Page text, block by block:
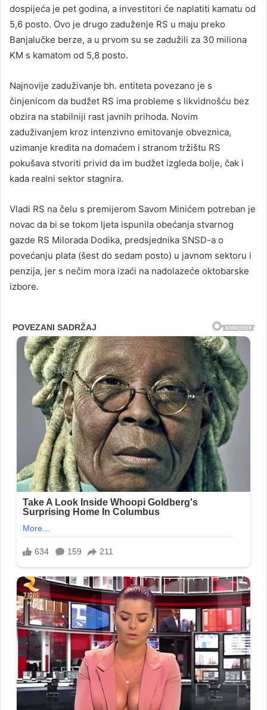
dospijeća je pet godina, a investitori će naplatiti kamatu od
5,6 posto. Ovo je drugo zaduženje RS u maju preko
Banjalučke berze, a u prvom su se zadužili za 30 miliona
KM s kamatom od 5,8 posto.
Najnovije zaduživanje bh. entiteta povezano je s
činjenicom da budžet RS ima probleme s likvidnošću bez
obzira na stabilniji rast javnih prihoda. Novim
zaduživanjem kroz intenzivno emitovanje obveznica,
uzimanje kredita na domaćem i stranom tržištu RS
pokušava stvoriti privid da im budžet izgleda bolje, čak i
kada realni sektor stagnira.
Vladi RS na čelu s premijerom Savom Minićem potreban je
novac da bi se tokom ljeta ispunila obećanja stvarnog
gazde RS Milorada Dodika, predsjednika SNSD-a o
povećanju plata (šest do sedam posto) u javnom sektoru i
penzija, jer s nečim mora izaći na nadolazeće oktobarske
izbore.